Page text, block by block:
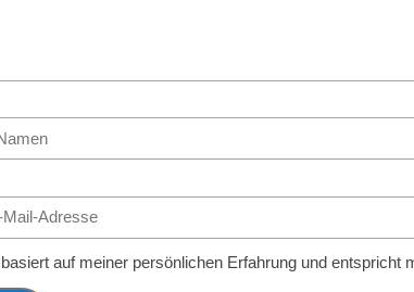
auf meiner persönlichen Erfahrung und entspricht